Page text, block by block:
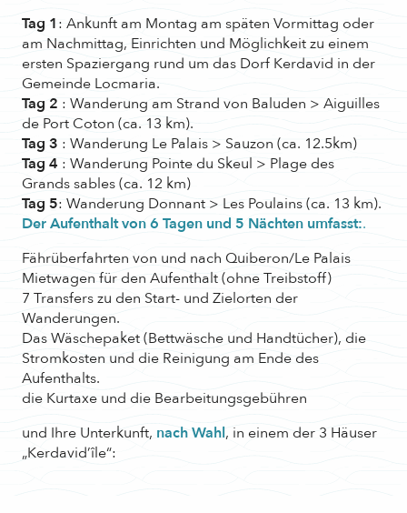
Tag 1: Ankunft am Montag am späten Vormittag oder
am Nachmittag, Einrichten und Möglichkeit zu einem
ersten Spaziergang rund um das Dorf Kerdavid in der
Gemeinde Locmaria.
Tag 2 : Wanderung am Strand von Baluden > Aiguilles
de Port Coton (ca. 13 km).
Tag 3 : Wanderung Le Palais > Sauzon (ca. 12.5km)
Tag 4 : Wanderung Pointe du Skeul > Plage des
Grands sables (ca. 12 km)
Tag 5: Wanderung Donnant > Les Poulains (ca. 13 km).
Der Aufenthalt von 6 Tagen und 5 Nächten umfasst:.
Fährüberfahrten von und nach Quiberon/Le Palais
Mietwagen für den Aufenthalt (ohne Treibstoff)
7 Transfers zu den Start- und Zielorten der
Wanderungen.
Das Wäschepaket (Bettwäsche und Handtücher), die
Stromkosten und die Reinigung am Ende des
Aufenthalts.
die Kurtaxe und die Bearbeitungsgebühren
und Ihre Unterkunft, nach Wahl, in einem der 3 Häuser
„Kerdavid’île“: